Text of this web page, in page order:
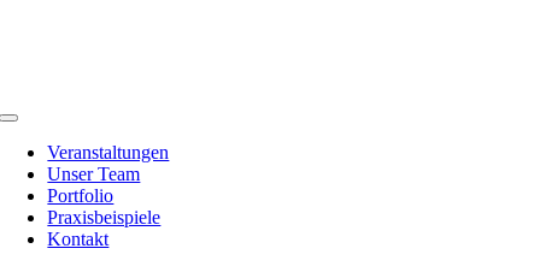
Toggle
NavigationVeranstaltungen
Unser Team
Portfolio
Praxisbeispiele
Kontakt